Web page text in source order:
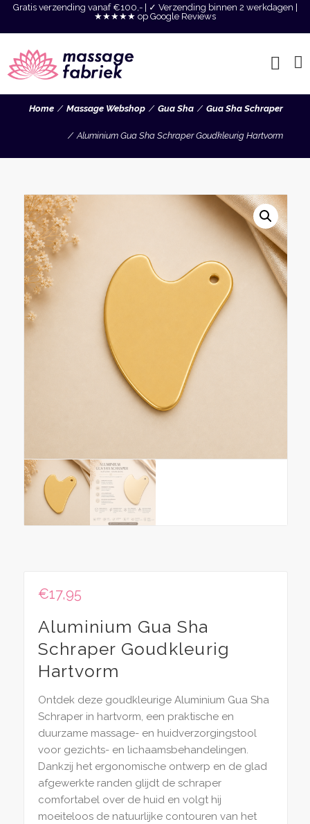
Gratis verzending vanaf €100,- | ✓ Verzending binnen 2 werkdagen |
★★★★★ op Google Reviews
Home Massage Webshop Gua Sha Gua Sha Schraper
Aluminium Gua Sha Schraper Goudkleurig Hartvorm
€17,95
Aluminium Gua Sha
Schraper Goudkleurig
Hartvorm
Ontdek deze goudkleurige Aluminium Gua Sha
Schraper in hartvorm, een praktische en
duurzame massage- en huidverzorgingstool
voor gezichts- en lichaamsbehandelingen.
Dankzij het ergonomische ontwerp en de glad
afgewerkte randen glijdt de schraper
comfortabel over de huid en volgt hij
moeiteloos de natuurlijke contouren van het